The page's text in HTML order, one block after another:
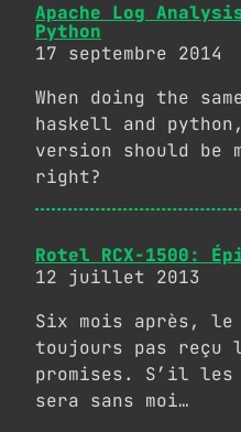
Apache Log
Python
17 septembre 2014
When doing the
haskell and
version should be
right?
Rotel RCX-1500:
12 juillet 2013
Six mois après, le
toujours pas reçu
promises. S’il
sera sans moi…